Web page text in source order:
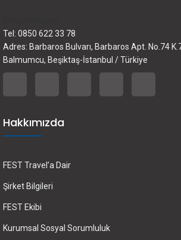
Tel: 0850 622 33 78
Adres: Barbaros Bulvarı, Barbaros Apt. No.74
Balmumcu, Beşiktaş-İstanbul / Türkiye
Hakkımızda
FEST Travel’a Dair
Şirket Bilgileri
FEST Ekibi
Kurumsal Sosyal Sorumluluk